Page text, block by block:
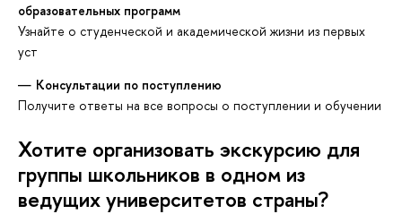
образовательных программ
Узнайте о студенческой и академической жизни из первых
уст
Консультации по поступлению
Получите ответы на все вопросы о поступлении и обучении
Хотите организовать экскурсию для
группы школьников в одном из
ведущих университетов страны?